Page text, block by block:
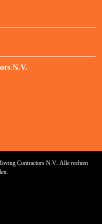
N.V.
Contractors N.V.. Alle rechten